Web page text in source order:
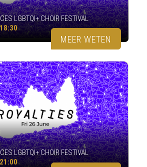
LGBTQI+ CHOIR FESTIVAL
MEER WETEN
LGBTQI+ CHOIR FESTIVAL